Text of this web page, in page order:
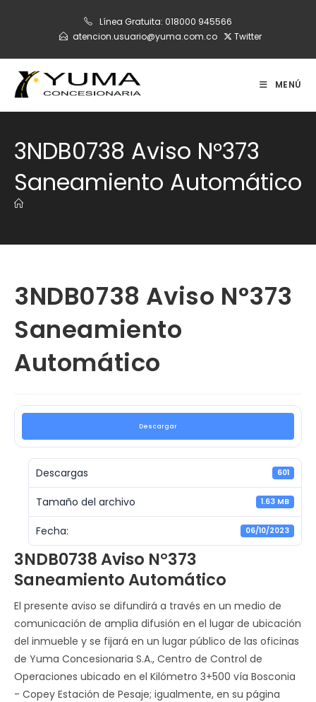
Línea Gratuita: 018000 945566
atencion.usuario@yuma.com.co
Twitter
MENÚ
3NDB0738 Aviso N°373
Saneamiento Automático
3NDB0738 Aviso N°373
Saneamiento
Automático
Descargar
Descargas 601
Tamaño del archivo 1.63 MB
Fecha: 06/10/2023
3NDB0738 Aviso N°373
Saneamiento Automático
El presente aviso se difundirá a través en un medio de
comunicación de amplia difusión en el lugar de ubicación
del inmueble y se fijará en un lugar público de las oficinas
de Yuma Concesionaria S.A., Centro de Control de
Operaciones ubicado en el Kilómetro 3+500 vía Bosconia
- Copey Estación de Pesaje; igualmente, en su página